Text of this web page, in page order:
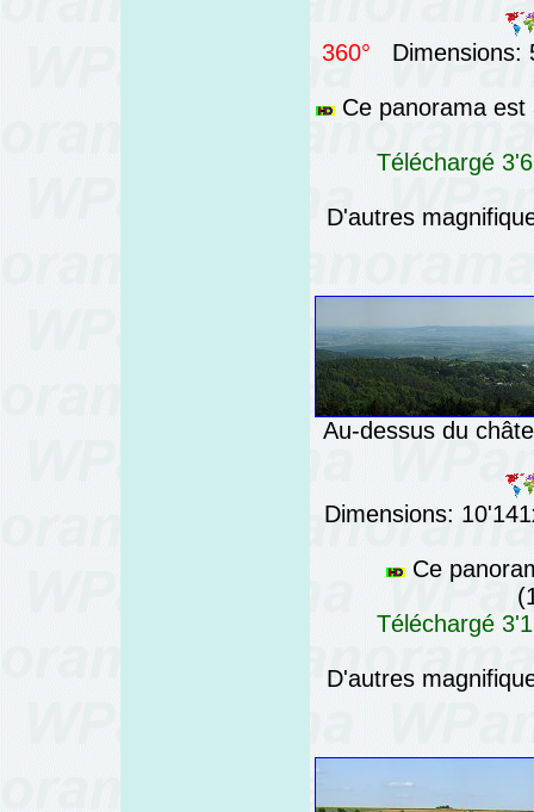
360° Dimensions:
Ce panorama est
Téléchargé
D'autres
Au-dessus du
Dimensions:
Ce
Téléchargé
D'autres